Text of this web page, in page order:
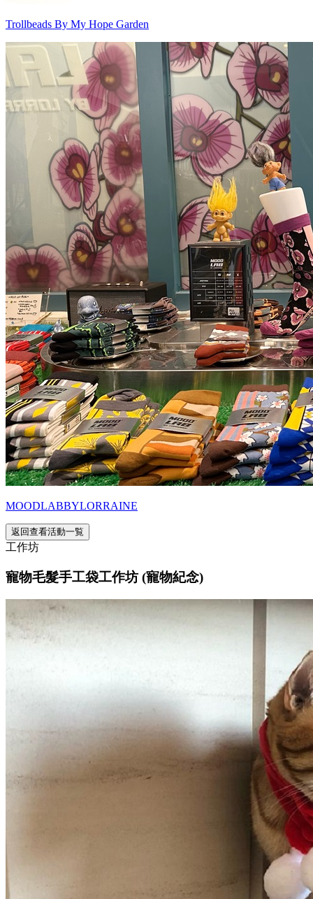
Trollbeads By My Hope Garden
MOODLABBYLORRAINE
返回查看活動一覧
工作坊
寵物毛髮手工袋工作坊 (寵物紀念)